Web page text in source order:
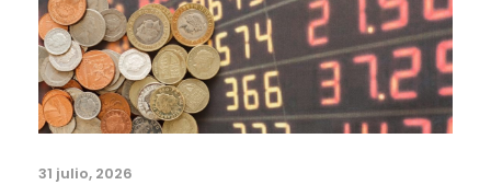
31 julio, 2026